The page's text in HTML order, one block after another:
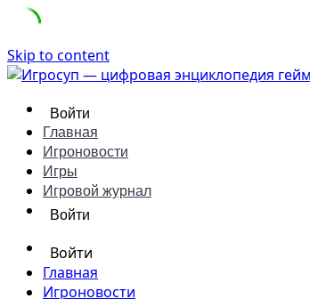
Skip to content
Войти
Главная
Игроновости
Игры
Игровой журнал
Войти
Войти
Главная
Игроновости